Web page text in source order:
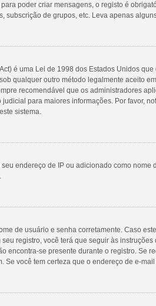
poder criar mensagens, o registo é
subscrição de grupos, etc. Leva apenas
é uma Lei de 1998 dos Estados Unidos
qualquer outro método legalmente aceito
recomendável que os administradores
para maiores informações. Por favor,
sistema.
endereço de IP ou adicionado como
de usuário e senha corretamente. Caso
registro, você terá que seguir às
encontra-se presente durante o registro. Se
Se você tem certeza que o endereço de e-